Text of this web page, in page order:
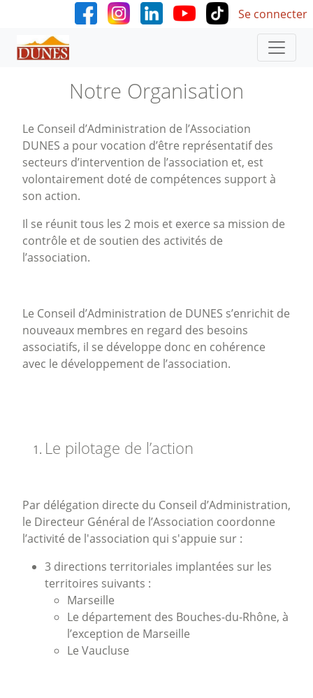
Aller au contenu principal User
Se connecter
Notre Organisation
Le Conseil d’Administration de l’Association
DUNES a pour vocation d’être représentatif des
secteurs d’intervention de l’association et, est
volontairement doté de compétences support à
son action.
Il se réunit tous les 2 mois et exerce sa mission de
contrôle et de soutien des activités de
l’association.
Le Conseil d’Administration de DUNES s’enrichit de
nouveaux membres en regard des besoins
associatifs, il se développe donc en cohérence
avec le développement de l’association.
Le pilotage de l’action
Par délégation directe du Conseil d’Administration,
le Directeur Général de l’Association coordonne
l’activité de l'association qui s'appuie sur :
3 directions territoriales implantées sur les
territoires suivants :
Marseille
Le département des Bouches-du-Rhône, à
l’exception de Marseille
Le Vaucluse